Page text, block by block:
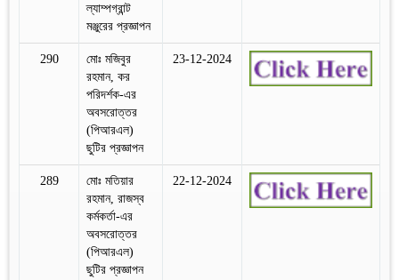
ল্যাম্পগ্রান্ট
মঞ্জুরের প্রজ্ঞাপন
290
মোঃ মজিবুর
রহমান, কর
পরিদর্শক-এর
অবসরোত্তর
(পিআরএল)
ছুটির প্রজ্ঞাপন
23-12-2024
289
মোঃ মতিয়ার
রহমান, রাজস্ব
কর্মকর্তা-এর
অবসরোত্তর
(পিআরএল)
ছুটির প্রজ্ঞাপন
22-12-2024